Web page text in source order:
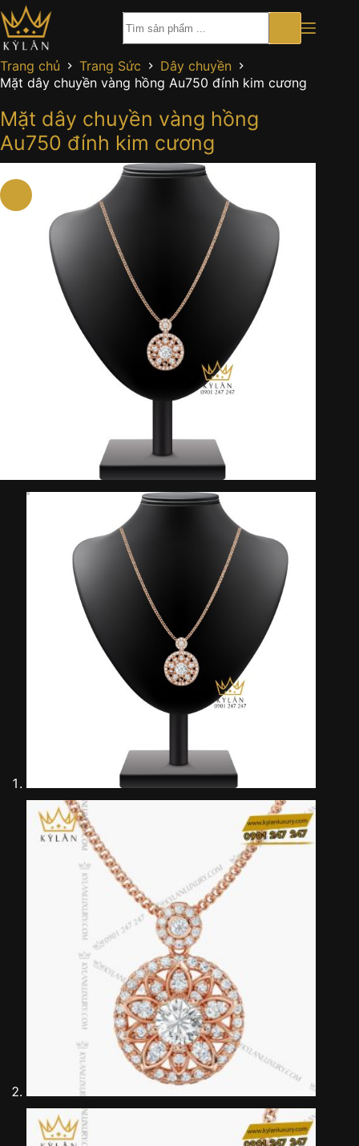
Chuyển
đến
phần
nội
dung
Trang chủ Trang Sức
Dây chuyền
Mặt dây chuyền vàng hồng Au750 đính kim cương
Mặt dây chuyền vàng hồng
Au750 đính kim cương